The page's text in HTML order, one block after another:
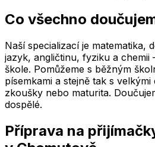
Co všechno
Naší specializací je matematika,
jazyk, angličtinu, fyziku a
škole. Pomůžeme s běžným
písemkami a stejně tak s
zkoušky nebo maturita.
dospělé.
Příprava na